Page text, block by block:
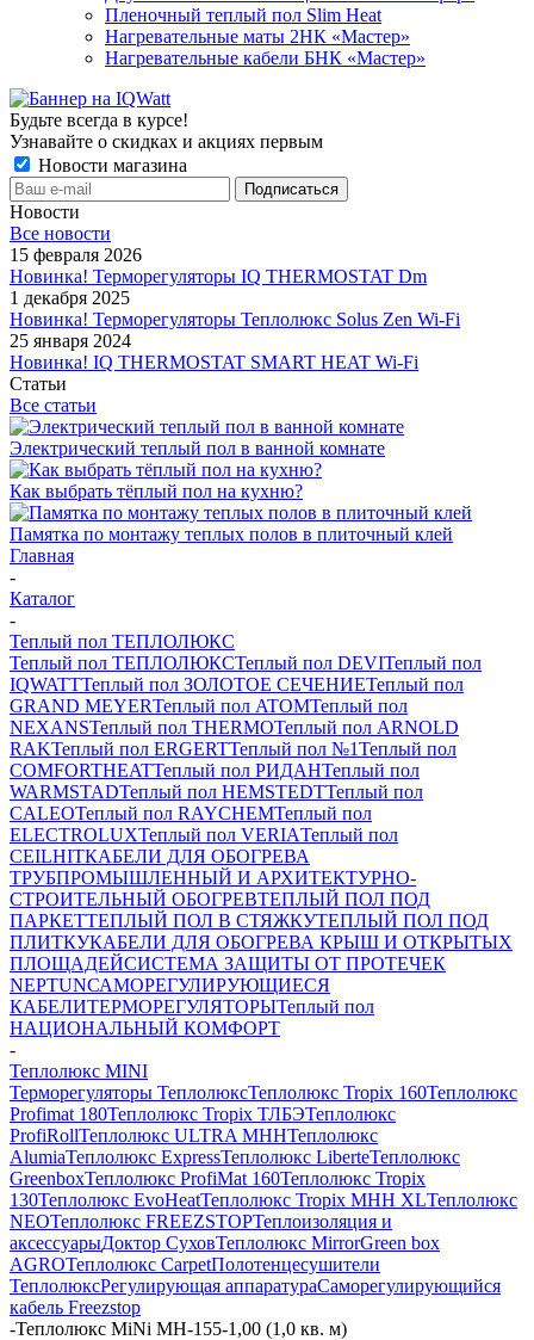
Пленочный теплый пол Slim Heat
Нагревательные маты 2НК «Мастер»
Нагревательные кабели БНК «Мастер»
Будьте всегда в курсе!
Узнавайте о скидках и акциях первым
Новости магазина
Новости
Все новости
15 февраля 2026
Новинка! Терморегуляторы IQ THERMOSTAT Dm
1 декабря 2025
Новинка! Терморегуляторы Теплолюкс Solus Zen Wi-Fi
25 января 2024
Новинка! IQ THERMOSTAT SMART HEAT Wi-Fi
Статьи
Все статьи
Электрический теплый пол в ванной комнате
Как выбрать тёплый пол на кухню?
Памятка по монтажу теплых полов в плиточный клей
Главная
-
Каталог
-
Теплый пол ТЕПЛОЛЮКС
Теплый пол ТЕПЛОЛЮКСТеплый пол DEVIТеплый пол
IQWATTТеплый пол ЗОЛОТОЕ СЕЧЕНИЕТеплый пол
GRAND MEYERТеплый пол ATOMТеплый пол
NEXANSТеплый пол THERMOТеплый пол ARNOLD
RAKТеплый пол ERGERTТеплый пол №1Теплый пол
COMFORTHEATТеплый пол РИДАНТеплый пол
WARMSTADТеплый пол HEMSTEDTТеплый пол
CALEOТеплый пол RAYCHEMТеплый пол
ELECTROLUXТеплый пол VERIAТеплый пол
CEILHITКАБЕЛИ ДЛЯ ОБОГРЕВА
ТРУБПРОМЫШЛЕННЫЙ И АРХИТЕКТУРНО-
СТРОИТЕЛЬНЫЙ ОБОГРЕВТЕПЛЫЙ ПОЛ ПОД
ПАРКЕТТЕПЛЫЙ ПОЛ В СТЯЖКУТЕПЛЫЙ ПОЛ ПОД
ПЛИТКУКАБЕЛИ ДЛЯ ОБОГРЕВА КРЫШ И ОТКРЫТЫХ
ПЛОЩАДЕЙСИСТЕМА ЗАЩИТЫ ОТ ПРОТЕЧЕК
NEPTUNСАМОРЕГУЛИРУЮЩИЕСЯ
КАБЕЛИТЕРМОРЕГУЛЯТОРЫТеплый пол
НАЦИОНАЛЬНЫЙ КОМФОРТ
-
Теплолюкс MINI
Терморегуляторы ТеплолюксТеплолюкс Tropix 160Теплолюкс
Profimat 180Теплолюкс Tropix ТЛБЭТеплолюкс
ProfiRollТеплолюкс ULTRA МННТеплолюкс
AlumiaТеплолюкс ExpressТеплолюкс LiberteТеплолюкс
GreenboxТеплолюкс ProfiMat 160Теплолюкс Tropix
130Теплолюкс EvoHeatТеплолюкс Tropix МНН XLТеплолюкс
NEOТеплолюкс FREEZSTOPТеплоизоляция и
аксессуарыДоктор СуховТеплолюкс MirrorGreen box
AGROТеплолюкс CarpetПолотенцесушители
ТеплолюксРегулирующая аппаратураCаморегулирующийся
кабель Freezstop
-Теплолюкс MiNi МН-155-1,00 (1,0 кв. м)